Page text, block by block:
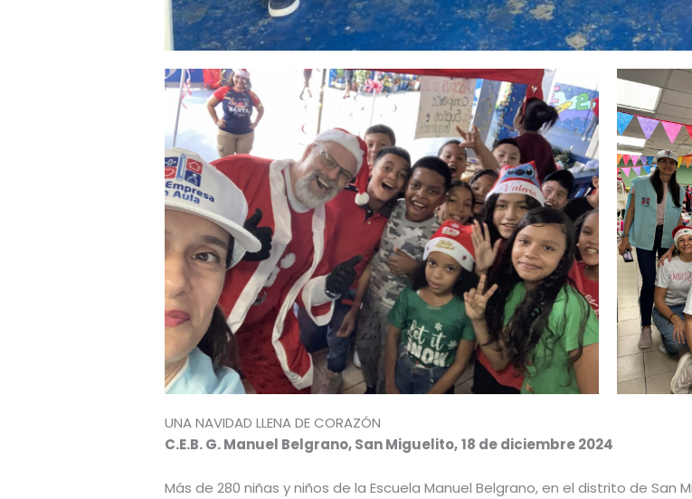
UNA NAVIDAD LLENA DE CORAZÓN
C.E.B. G. Manuel Belgrano, San Miguelito,18 de diciembre 2024
Más de 280 niñas y niños de la Escuela Manuel Belgrano, en el distrito de